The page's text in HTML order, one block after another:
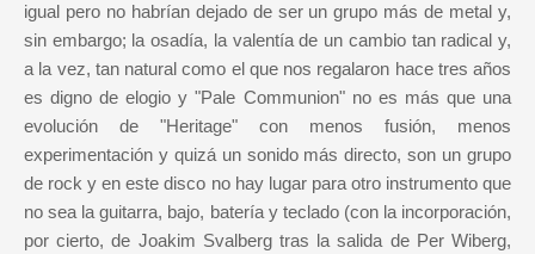
igual pero no habrían dejado de ser un grupo más de metal y,
sin embargo; la osadía, la valentía de un cambio tan radical y,
a la vez, tan natural como el que nos regalaron hace tres años
es digno de elogio y "Pale Communion" no es más que una
evolución de "Heritage" con menos fusión, menos
experimentación y quizá un sonido más directo, son un grupo
de rock y en este disco no hay lugar para otro instrumento que
no sea la guitarra, bajo, batería y teclado (con la incorporación,
por cierto, de Joakim Svalberg tras la salida de Per Wiberg,